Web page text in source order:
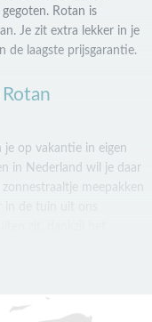
Rotan is
Je zit extra lekker in je
de laagste prijsgarantie.
op vakantie in eigen
in Nederland wil je daar
meepakken
het echt een
voor buiten van Van